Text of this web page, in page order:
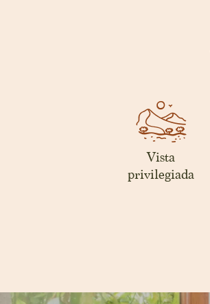
Vista
privilegiada